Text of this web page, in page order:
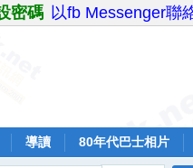
密碼 以fb Messenger聯
導讀 80年代巴士相片